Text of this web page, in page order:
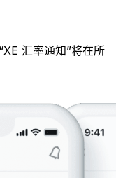
汇率通知”将在所